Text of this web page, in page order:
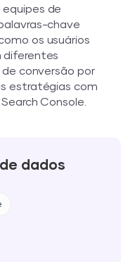
equipes de
chave
os usuários
diferentes
conversão por
estratégias com
Console.
dados